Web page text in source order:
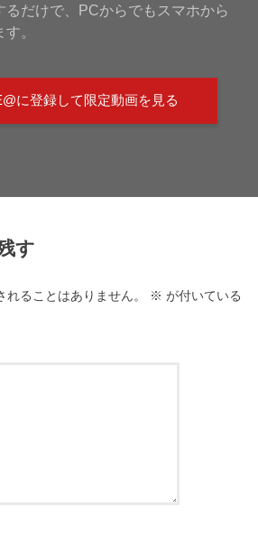
るだけで、PCからでもスマホから
。
に登録して限定動画を見る
す
れることはありません。 ※ が付いている